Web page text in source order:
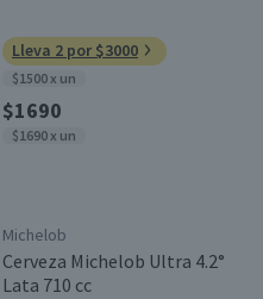
Lleva 2 por $3000
$1500 x un
$1690
$1690 x un
Michelob
Cerveza Michelob Ultra 4.2°
Lata 710 cc